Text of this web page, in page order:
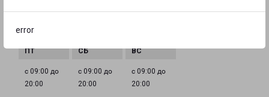
error
20:00
с 09:00 до
20:00
с 09:00 до
20:00
с 09:00 до
20:00